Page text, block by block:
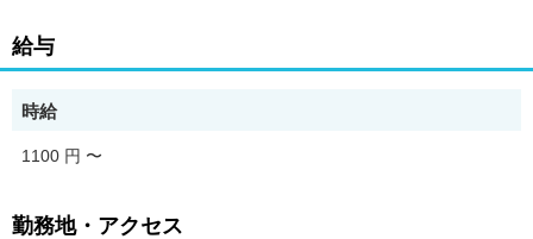
給与
時給
1100 円 〜
勤務地・アクセス